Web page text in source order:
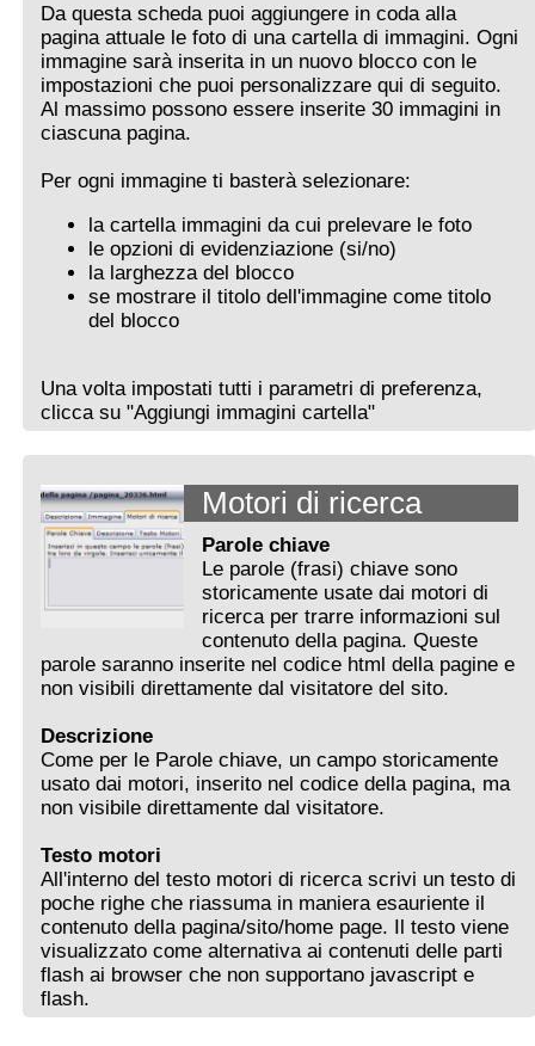
Da questa scheda puoi aggiungere in coda alla
pagina attuale le foto di una cartella di immagini. Ogni
immagine sarà inserita in un nuovo blocco con le
impostazioni che puoi personalizzare qui di seguito.
Al massimo possono essere inserite 30 immagini in
ciascuna pagina.
Per ogni immagine ti basterà selezionare:
la cartella immagini da cui prelevare le foto
le opzioni di evidenziazione (si/no)
la larghezza del blocco
se mostrare il titolo dell'immagine come titolo
del blocco
Una volta impostati tutti i parametri di preferenza,
clicca su "Aggiungi immagini cartella"
Motori di ricerca
Parole chiave
Le parole (frasi) chiave sono
storicamente usate dai motori di
ricerca per trarre informazioni sul
contenuto della pagina. Queste
parole saranno inserite nel codice html della pagine e
non visibili direttamente dal visitatore del sito.
Descrizione
Come per le Parole chiave, un campo storicamente
usato dai motori, inserito nel codice della pagina, ma
non visibile direttamente dal visitatore.
Testo motori
All'interno del testo motori di ricerca scrivi un testo di
poche righe che riassuma in maniera esauriente il
contenuto della pagina/sito/home page. Il testo viene
visualizzato come alternativa ai contenuti delle parti
flash ai browser che non supportano javascript e
flash.